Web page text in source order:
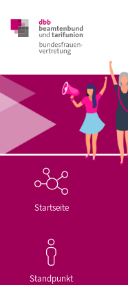
Startseite
Standpunkt